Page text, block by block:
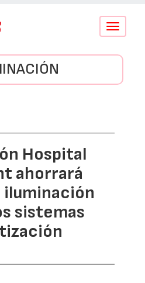
Conmutar
Hospital
ahorrará
iluminación
sistemas